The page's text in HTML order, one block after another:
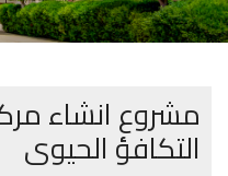
مشروع انشاء
التكافؤ الحيوى